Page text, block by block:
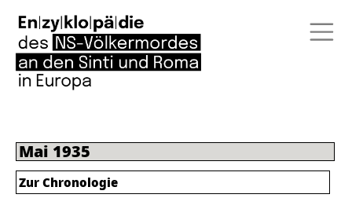
Mai 1935
Zur Chronologie